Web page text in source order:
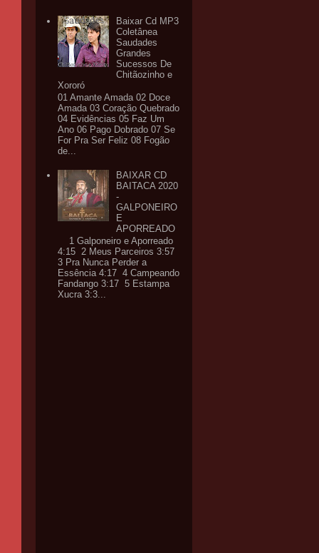
Baixar Cd MP3
Coletânea
Saudades
Grandes
Sucessos De
Chitãozinho e
Xororó
01 Amante Amada 02 Doce
Amada 03 Coração Quebrado
04 Evidências 05 Faz Um
Ano 06 Pago Dobrado 07 Se
For Pra Ser Feliz 08 Fogão
de...
BAIXAR CD
BAITACA 2020
-
GALPONEIRO
E
APORREADO
1 Galponeiro e Aporreado
4:15 2 Meus Parceiros 3:57
3 Pra Nunca Perder a
Essência 4:17 4 Campeando
Fandango 3:17 5 Estampa
Xucra 3:3...